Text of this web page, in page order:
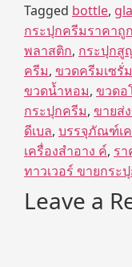
Tagged bottle,
กระปุกครีมราคาถูก
พลาสติก, กระปุก
ครีม, ขวดครีมเซรั่ม
ขวดน้ำหอม, ขวดอ
กระปุกครีม, ขายส่
ดีเบล, บรรจุภัณฑ์เ
เครื่องสำอาง ค์, รา
ทาวเวอร์ ขายกระ
Leave a